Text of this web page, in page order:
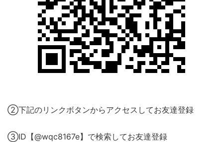
②下記のリンクボタンからアクセスしてお友達登録
③ID【@wqc8167e】で検索してお友達登録